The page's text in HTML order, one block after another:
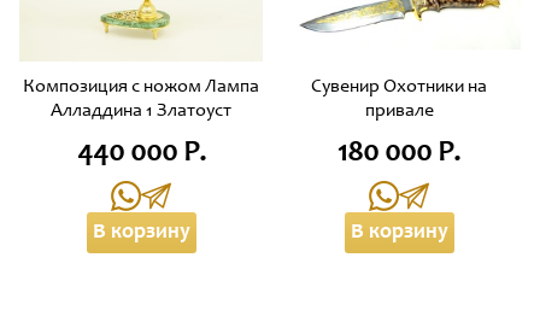
Композиция с ножом Лампа
Алладдина 1 Златоуст
440 000 Р.
В корзину
Сувенир Охотники на
привале
180 000 Р.
В корзину